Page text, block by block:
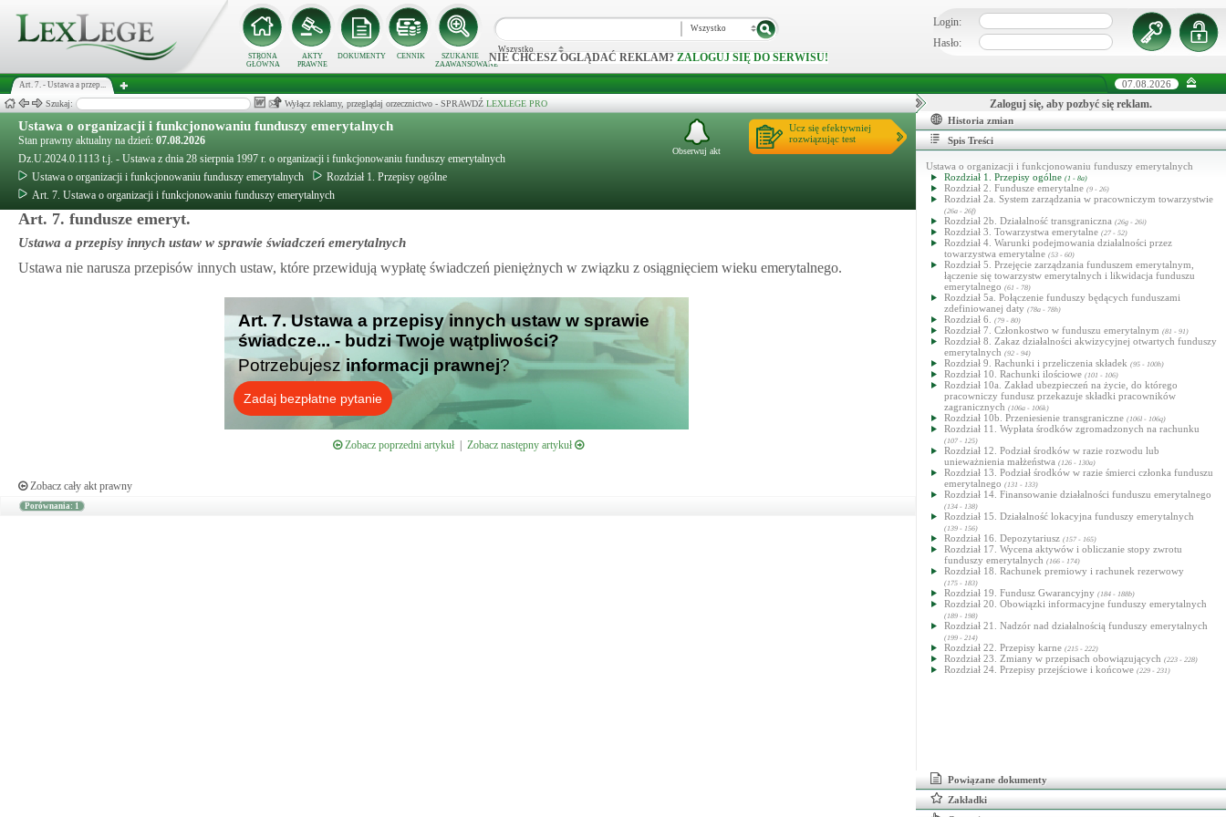
STRONA
GŁÓWNA
AKTY
PRAWNE
DOKUMENTY CENNIK
SZUKANIE
ZAAWANSOWANE
Wszystko
Wszystko
NIE CHCESZ OGLĄDAĆ REKLAM? ZALOGUJ SIĘ DO SERWISU!
Login:
Hasło:
Art. 7. - Ustawa a przep... 07.08.2026
Szukaj: Wyłącz reklamy, przeglądaj orzecznictwo - SPRAWDŹ LEXLEGE PRO
Ustawa o organizacji i funkcjonowaniu funduszy emerytalnych
Stan prawny aktualny na dzień: 07.08.2026
Dz.U.2024.0.1113 t.j. - Ustawa z dnia 28 sierpnia 1997 r. o organizacji i funkcjonowaniu funduszy emerytalnych
Ustawa o organizacji i funkcjonowaniu funduszy emerytalnych
Rozdział 1. Przepisy ogólne
Art. 7. Ustawa o organizacji i funkcjonowaniu funduszy emerytalnych
Ucz się efektywniej
rozwiązując test
Obserwuj akt
Art. 7. fundusze emeryt.
Ustawa a przepisy innych ustaw w sprawie świadczeń emerytalnych
Ustawa nie narusza przepisów innych ustaw, które przewidują wypłatę świadczeń pieniężnych w związku z osiągnięciem wieku emerytalnego.
Art. 7. Ustawa a przepisy innych ustaw w sprawie
świadcze... - budzi Twoje wątpliwości?
Potrzebujesz informacji prawnej?
Zadaj bezpłatne pytanie
Zobacz poprzedni artykuł| Zobacz następny artykuł
Zobacz cały akt prawny
Porównania: 1
Zaloguj się, aby pozbyć się reklam.
Historia zmian
Spis Treści
Ustawa o organizacji i funkcjonowaniu funduszy emerytalnych
Rozdział 1. Przepisy ogólne (1 - 8a)
Rozdział 2. Fundusze emerytalne (9 - 26)
Rozdział 2a. System zarządzania w pracowniczym towarzystwie
(26a - 26f)
Rozdział 2b. Działalność transgraniczna (26g - 26i)
Rozdział 3. Towarzystwa emerytalne (27 - 52)
Rozdział 4. Warunki podejmowania działalności przez
towarzystwa emerytalne (53 - 60)
Rozdział 5. Przejęcie zarządzania funduszem emerytalnym,
łączenie się towarzystw emerytalnych i likwidacja funduszu
emerytalnego (61 - 78)
Rozdział 5a. Połączenie funduszy będących funduszami
zdefiniowanej daty (78a - 78h)
Rozdział 6. (79 - 80)
Rozdział 7. Członkostwo w funduszu emerytalnym (81 - 91)
Rozdział 8. Zakaz działalności akwizycyjnej otwartych funduszy
emerytalnych (92 - 94)
Rozdział 9. Rachunki i przeliczenia składek (95 - 100h)
Rozdział 10. Rachunki ilościowe (101 - 106)
Rozdział 10a. Zakład ubezpieczeń na życie, do którego
pracowniczy fundusz przekazuje składki pracowników
zagranicznych (106a - 106k)
Rozdział 10b. Przeniesienie transgraniczne (106l - 106q)
Rozdział 11. Wypłata środków zgromadzonych na rachunku
(107 - 125)
Rozdział 12. Podział środków w razie rozwodu lub
unieważnienia małżeństwa (126 - 130a)
Rozdział 13. Podział środków w razie śmierci członka funduszu
emerytalnego (131 - 133)
Rozdział 14. Finansowanie działalności funduszu emerytalnego
(134 - 138)
Rozdział 15. Działalność lokacyjna funduszy emerytalnych
(139 - 156)
Rozdział 16. Depozytariusz (157 - 165)
Rozdział 17. Wycena aktywów i obliczanie stopy zwrotu
funduszy emerytalnych (166 - 174)
Rozdział 18. Rachunek premiowy i rachunek rezerwowy
(175 - 183)
Rozdział 19. Fundusz Gwarancyjny (184 - 188b)
Rozdział 20. Obowiązki informacyjne funduszy emerytalnych
(189 - 198)
Rozdział 21. Nadzór nad działalnością funduszy emerytalnych
(199 - 214)
Rozdział 22. Przepisy karne (215 - 222)
Rozdział 23. Zmiany w przepisach obowiązujących (223 - 228)
Rozdział 24. Przepisy przejściowe i końcowe (229 - 231)
Powiązane dokumenty
Zakładki